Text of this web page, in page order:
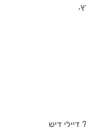
דיילי דיש